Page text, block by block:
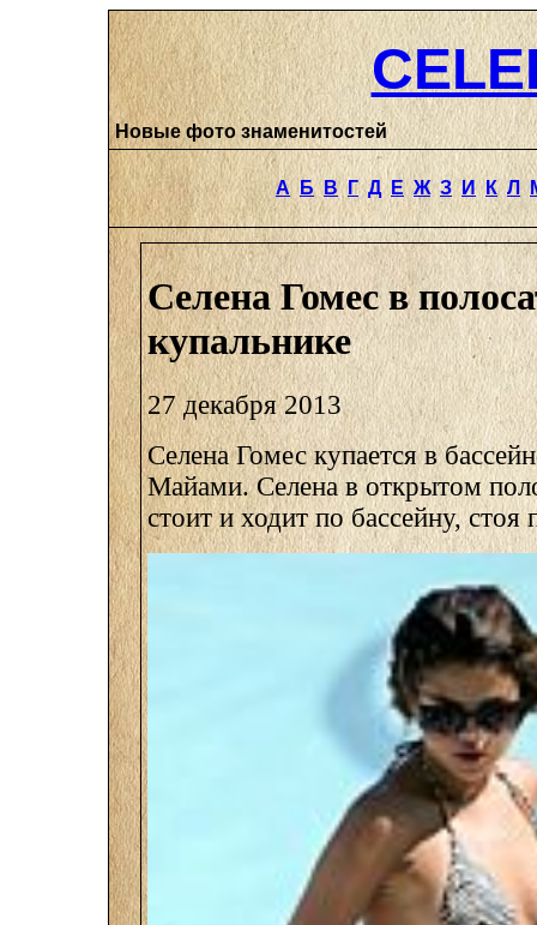
Новые фото знаменитостей
А Б В Г Д Е Ж З И К Л
Селена Гомес в
купальнике
27 декабря 2013
Селена Гомес купается в
Майами. Селена в открытом
стоит и ходит по бассейну, стоя